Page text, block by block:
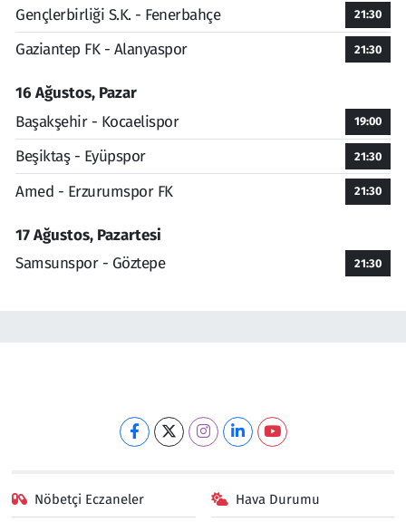
Gençlerbirliği S.K. - Fenerbahçe 21:30
Gaziantep FK - Alanyaspor 21:30
16 Ağustos, Pazar
Başakşehir - Kocaelispor
19:00
Beşiktaş - Eyüpspor 21:30
Amed - Erzurumspor FK 21:30
17 Ağustos, Pazartesi
Samsunspor - Göztepe
21:30
Nöbetçi Eczaneler Hava Durumu